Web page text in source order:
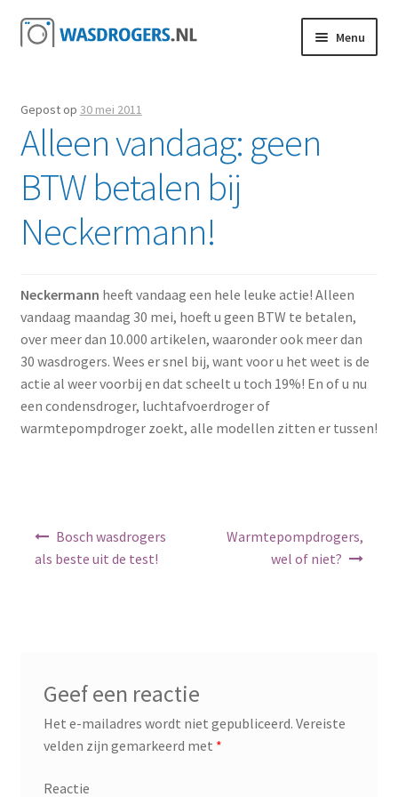
Ga door naar navigatie
Ga direct naar de inhoud Menu
Gepost op 30 mei 2011
Alleen vandaag: geen
BTW betalen bij
Neckermann!
Neckermann heeft vandaag een hele leuke actie! Alleen
vandaag maandag 30 mei, hoeft u geen BTW te betalen,
over meer dan 10.000 artikelen, waaronder ook meer dan
30 wasdrogers. Wees er snel bij, want voor u het weet is de
actie al weer voorbij en dat scheelt u toch 19%! En of u nu
een condensdroger, luchtafvoerdroger of
warmtepompdroger zoekt, alle modellen zitten er tussen!
Bosch wasdrogers
als beste uit de test!
Warmtepompdrogers,
wel of niet?
Geef een reactie
Het e-mailadres wordt niet gepubliceerd. Vereiste
velden zijn gemarkeerd met *
Reactie